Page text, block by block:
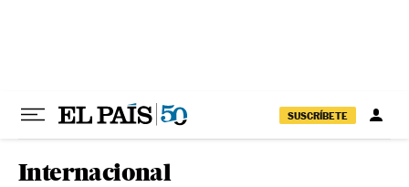
SUSCRÍBETE
Internacional